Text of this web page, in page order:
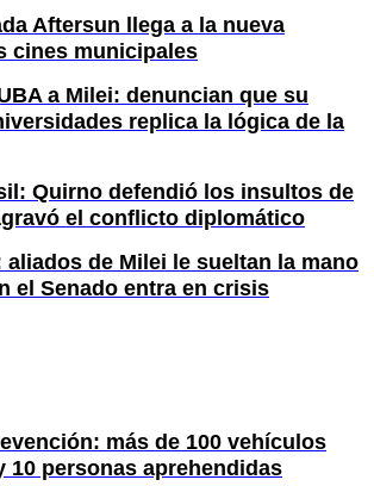
Aftersun llega a la nueva
cines municipales
a Milei: denuncian que su
replica la lógica de la
Quirno defendió los insultos de
el conflicto diplomático
aliados de Milei le sueltan la mano
el Senado entra en crisis
más de 100 vehículos
10 personas aprehendidas